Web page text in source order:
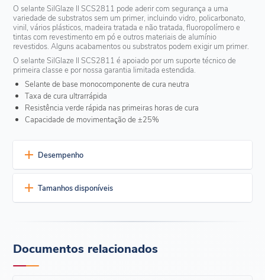
O selante SilGlaze II SCS2811 pode aderir com segurança a uma
variedade de substratos sem um primer, incluindo vidro, policarbonato,
vinil, vários plásticos, madeira tratada e não tratada, fluoropolímero e
tintas com revestimento em pó e outros materiais de alumínio
revestidos. Alguns acabamentos ou substratos podem exigir um primer.
O selante SilGlaze II SCS2811 é apoiado por um suporte técnico de
primeira classe e por nossa garantia limitada estendida.
Selante de base monocomponente de cura neutra
Taxa de cura ultrarrápida
Resistência verde rápida nas primeiras horas de cura
Capacidade de movimentação de ±25%
Desempenho
Durabilidade excepcional
Rápido e fácil de aplicar
Sistema de uma parte
Tamanhos disponíveis
Balde de plástico de 19 litros (5 galões)
Tambor de fibra de 208 L (55 galões) com revestimento de
polietileno
Documentos relacionados